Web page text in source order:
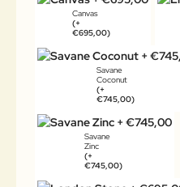
Canvas
(+
€695,00)
Savane
Coconut
(+
€745,00)
Savane
Zinc
(+
€745,00)